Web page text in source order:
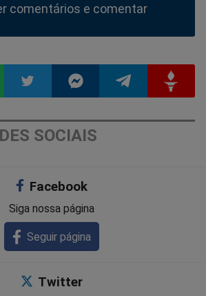
comentários e comentar
Compartilhar
Twitter
Compartilhar
Messenger
SOCIAIS
Facebook
Siga nossa página
Seguir página
Twitter